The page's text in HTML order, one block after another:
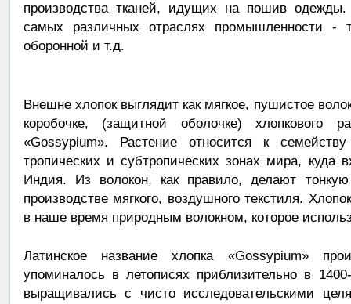
производства тканей, идущих на пошив одежды.
самых различных отраслях промышленности -
оборонной и т.д.
Внешне хлопок выглядит как мягкое, пушистое
коробочке, (защитной оболочке) хлопкового
«Gossypium». Растение относится к
тропических и субтропических зонах мира, куда
Индия. Из волокон, как правило, делают
производстве мягкого, воздушного текстиля.
в наше время природным волокном, которое
Латинское название хлопка «Gossypium»
упоминалось в летописях приблизительно в
выращивались с чисто исследовательскими